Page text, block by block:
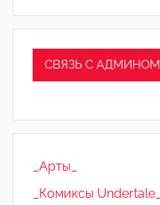
СВЯЗЬ С АДМИНОМ
_Арты_
_Комиксы Undertale_